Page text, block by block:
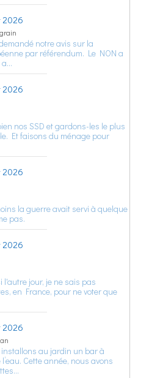
2026
notre avis sur la
par référendum. Le NON a
a…
2026
nos SSD et gardons-les le plus
Et faisons du ménage pour
2026
la guerre avait servi à quelque
pas.
2026
l'autre jour, je ne sais pas
en France, pour ne voter que
2026
au jardin un bar à
Cette année, nous avons